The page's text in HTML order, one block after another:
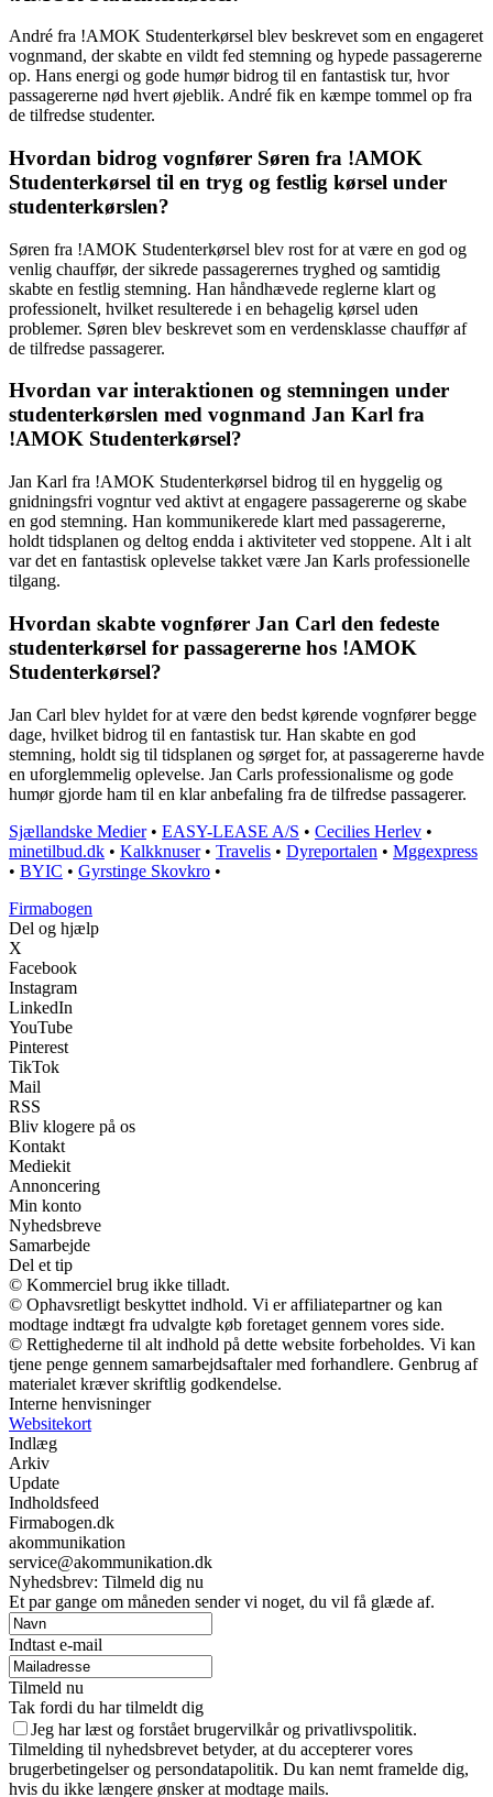
André fra !AMOK Studenterkørsel blev beskrevet som en engageret
vognmand, der skabte en vildt fed stemning og hypede passagererne
op. Hans energi og gode humør bidrog til en fantastisk tur, hvor
passagererne nød hvert øjeblik. André fik en kæmpe tommel op fra
de tilfredse studenter.
Hvordan bidrog vognfører Søren fra !AMOK
Studenterkørsel til en tryg og festlig kørsel under
studenterkørslen?
Søren fra !AMOK Studenterkørsel blev rost for at være en god og
venlig chauffør, der sikrede passagerernes tryghed og samtidig
skabte en festlig stemning. Han håndhævede reglerne klart og
professionelt, hvilket resulterede i en behagelig kørsel uden
problemer. Søren blev beskrevet som en verdensklasse chauffør af
de tilfredse passagerer.
Hvordan var interaktionen og stemningen under
studenterkørslen med vognmand Jan Karl fra
!AMOK Studenterkørsel?
Jan Karl fra !AMOK Studenterkørsel bidrog til en hyggelig og
gnidningsfri vogntur ved aktivt at engagere passagererne og skabe
en god stemning. Han kommunikerede klart med passagererne,
holdt tidsplanen og deltog endda i aktiviteter ved stoppene. Alt i alt
var det en fantastisk oplevelse takket være Jan Karls professionelle
tilgang.
Hvordan skabte vognfører Jan Carl den fedeste
studenterkørsel for passagererne hos !AMOK
Studenterkørsel?
Jan Carl blev hyldet for at være den bedst kørende vognfører begge
dage, hvilket bidrog til en fantastisk tur. Han skabte en god
stemning, holdt sig til tidsplanen og sørget for, at passagererne havde
en uforglemmelig oplevelse. Jan Carls professionalisme og gode
humør gjorde ham til en klar anbefaling fra de tilfredse passagerer.
Sjællandske Medier• EASY-LEASE A/S • Cecilies Herlev •
minetilbud.dk • Kalkknuser• Travelis • Dyreportalen • Mggexpress
• BYIC • Gyrstinge Skovkro •
Firmabogen
Del og hjælp
X
Facebook
Instagram
LinkedIn
YouTube
Pinterest
TikTok
Mail
RSS
Bliv klogere på os
Kontakt
Mediekit
Annoncering
Min konto
Nyhedsbreve
Samarbejde
Del et tip
© Kommerciel brug ikke tilladt.
© Ophavsretligt beskyttet indhold. Vi er affiliatepartner og kan
modtage indtægt fra udvalgte køb foretaget gennem vores side.
© Rettighederne til alt indhold på dette website forbeholdes. Vi kan
tjene penge gennem samarbejdsaftaler med forhandlere. Genbrug af
materialet kræver skriftlig godkendelse.
Interne henvisninger
Websitekort
Indlæg
Arkiv
Update
Indholdsfeed
Firmabogen.dk
akommunikation
service@akommunikation.dk
Nyhedsbrev: Tilmeld dig nu
Et par gange om måneden sender vi noget, du vil få glæde af.
Indtast e-mail
Tilmeld nu
Tak fordi du har tilmeldt dig
Jeg har læst og forstået brugervilkår og privatlivspolitik.
Tilmelding til nyhedsbrevet betyder, at du accepterer vores
brugerbetingelser og persondatapolitik. Du kan nemt framelde dig,
hvis du ikke længere ønsker at modtage mails.